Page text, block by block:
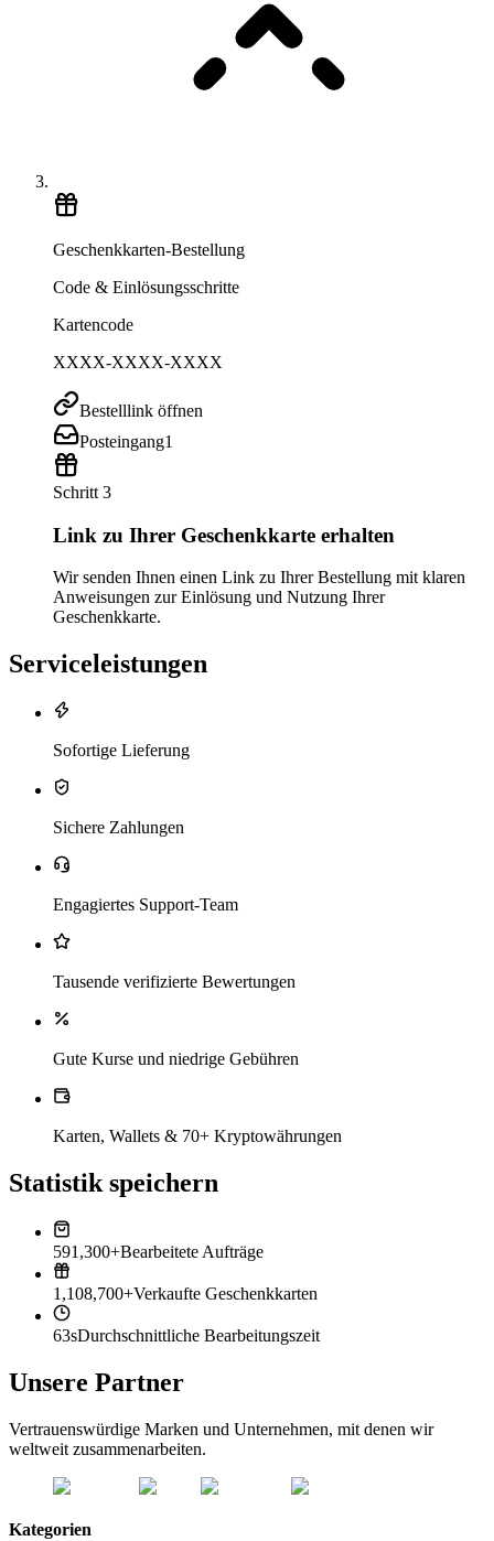
Geschenkkarten-Bestellung
Code & Einlösungsschritte
Kartencode
XXXX-XXXX-XXXX
Bestelllink öffnen
Posteingang1
Schritt 3
Link zu Ihrer Geschenkkarte erhalten
Wir senden Ihnen einen Link zu Ihrer Bestellung mit klaren
Anweisungen zur Einlösung und Nutzung Ihrer
Geschenkkarte.
Serviceleistungen
Sofortige Lieferung
Sichere Zahlungen
Engagiertes Support-Team
Tausende verifizierte Bewertungen
Gute Kurse und niedrige Gebühren
Karten, Wallets & 70+ Kryptowährungen
Statistik speichern
591,300+Bearbeitete Aufträge
1,108,700+Verkaufte Geschenkkarten
63sDurchschnittliche Bearbeitungszeit
Unsere Partner
Vertrauenswürdige Marken und Unternehmen, mit denen wir
weltweit zusammenarbeiten.
Kategorien